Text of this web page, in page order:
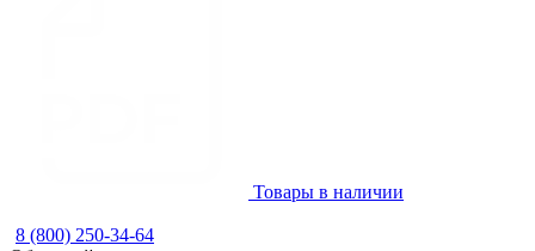
Товары в наличии
8 (800) 250-34-64